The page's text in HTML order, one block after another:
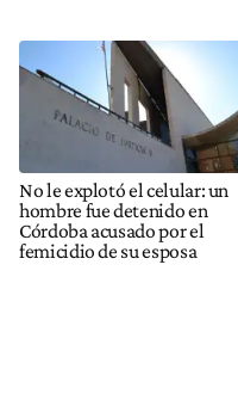
No le explotó el celular: un
hombre fue detenido en
Córdoba acusado por el
femicidio de su esposa